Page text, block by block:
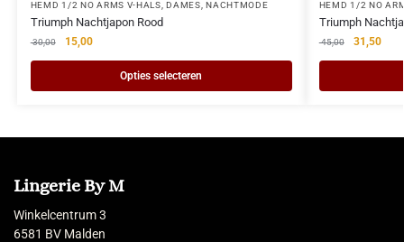
HEMD 1/2 NO ARMS V-HALS ,DAMES ,NACHTMODE
Triumph Nachtjapon Rood
30,00 15,00
Opties selecteren
HEMD 1/2 NO
Triumph
45,00 31,50
Lingerie By M
Winkelcentrum 3
6581 BV Malden